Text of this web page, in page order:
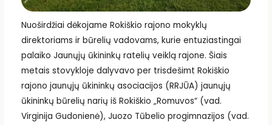
Nuoširdžiai dėkojame Rokiškio rajono mokyklų
direktoriams ir būrelių vadovams, kurie entuziastingai
palaiko Jaunųjų ūkininkų ratelių veiklą rajone. Šiais
metais stovykloje dalyvavo per trisdešimt Rokiškio
rajono jaunųjų ūkininkų asociacijos (RRJŪA) jaunųjų
ūkininkų būrelių narių iš Rokiškio „Romuvos“ (vad.
Virginija Gudonienė), Juozo Tūbelio progimnazijos (vad.